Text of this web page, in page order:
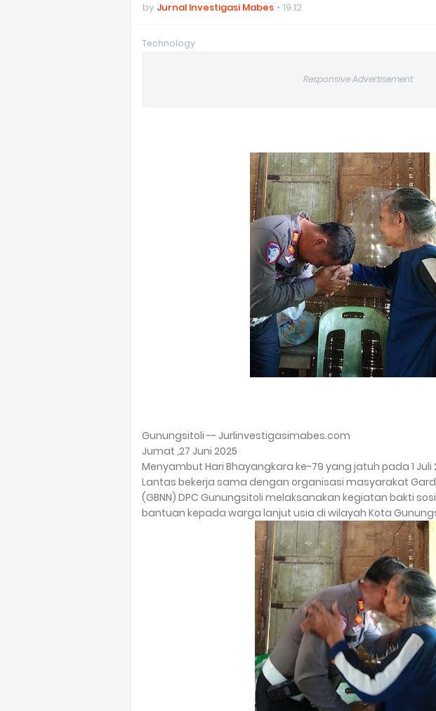
by Jurnal Investigasi Mabes 19.12
Technology
Responsive Advertisement
Gunungsitoli -- Jurlinvestigasimabes.com
Jumat ,27 Juni 2025
Menyambut Hari Bhayangkara ke-79 yang jatuh pada 1 Juli
Lantas bekerja sama dengan organisasi masyarakat
(GBNN) DPC Gunungsitoli melaksanakan kegiatan bakti
bantuan kepada warga lanjut usia di wilayah Kota